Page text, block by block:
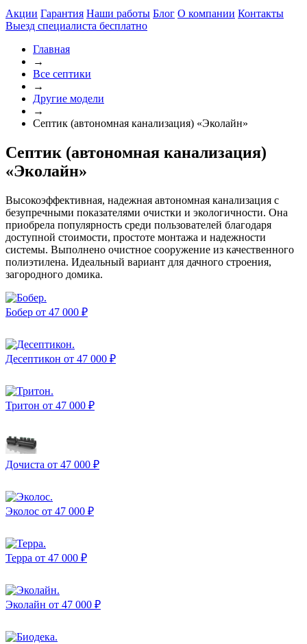
Акции Гарантия Наши работы Блог О компании Контакты
Выезд специалиста бесплатно
Главная
→
Все септики
→
Другие модели
→
Септик (автономная канализация) «Эколайн»
Септик (автономная канализация)
«Эколайн»
Высокоэффективная, надежная автономная канализация с
безупречными показателями очистки и экологичности. Она
приобрела популярность среди пользователей благодаря
доступной стоимости, простоте монтажа и надежности
системы. Выполнено очистное сооружение из качественного
полиэтилена. Идеальный вариант для дачного строения,
загородного домика.
Бобер от 47 000 ₽
Десептикон от 47 000 ₽
Тритон от 47 000 ₽
Дочиста от 47 000 ₽
Эколос от 47 000 ₽
Терра от 47 000 ₽
Эколайн от 47 000 ₽